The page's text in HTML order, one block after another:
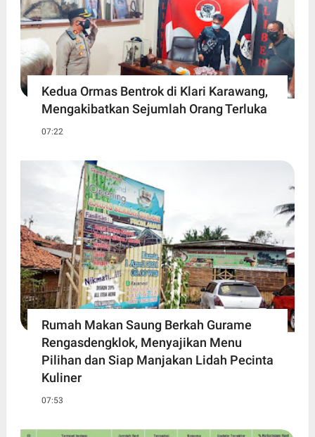
Kedua Ormas Bentrok di Klari Karawang,
Mengakibatkan Sejumlah Orang Terluka
07:22
Rumah Makan Saung Berkah Gurame
Rengasdengklok, Menyajikan Menu
Pilihan dan Siap Manjakan Lidah Pecinta
Kuliner
07:53